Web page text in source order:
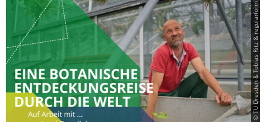
© TU Dresden & Tobias Ritz & regularform